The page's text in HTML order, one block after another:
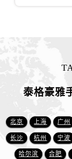
泰格豪雅
北京 上海 广州
长沙 杭州 宁波
哈尔滨 合肥